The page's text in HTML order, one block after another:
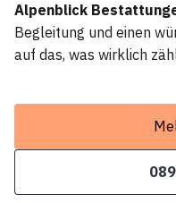
Alpenblick
Begleitung und einen
auf das, was wirklich